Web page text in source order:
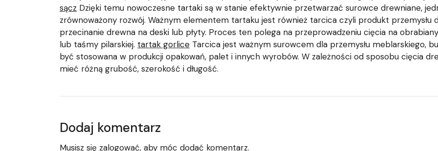
sącz Dzięki temu nowoczesne tartaki są w stanie efektywnie przetwarzać surowce drewniane,
zrównoważony rozwój. Ważnym elementem tartaku jest również tarcica czyli produkt przemysłu
przecinanie drewna na deski lub płyty. Proces ten polega na przeprowadzeniu cięcia na
lub taśmy pilarskiej. tartak gorlice Tarcica jest ważnym surowcem dla przemysłu meblarskiego,
być stosowana w produkcji opakowań, palet i innych wyrobów. W zależności od sposobu cięcia
mieć różną grubość, szerokość i długość.
Dodaj komentarz
Musisz się zalogować, aby móc dodać komentarz.